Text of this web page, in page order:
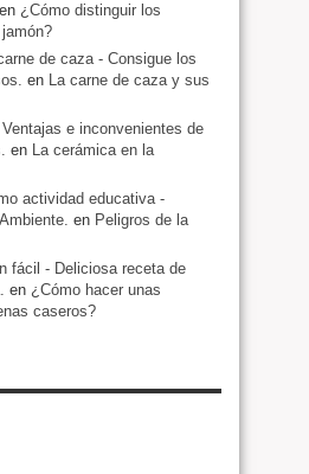
en ¿Cómo distinguir los
de caza - Consigue los
en La carne de caza y sus
e inconvenientes de
en La cerámica en la
actividad educativa -
en Peligros de la
fácil - Deliciosa receta de
en ¿Cómo hacer unas
caseros?